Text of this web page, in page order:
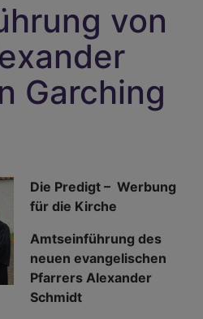
von
Garching
Die Predigt – Werbung
für die Kirche
Amtseinführung des
neuen evangelischen
Pfarrers Alexander
Schmidt